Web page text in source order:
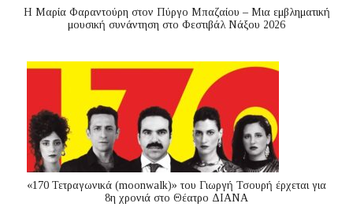
Η Μαρία Φαραντούρη στον Πύργο Μπαζαίου – Μια εμβληματική
μουσική συνάντηση στο Φεστιβάλ Νάξου 2026
«170 Τετραγωνικά (moonwalk)» του Γιωργή Τσουρή έρχεται για
8η χρονιά στο Θέατρο ΔΙΑΝΑ